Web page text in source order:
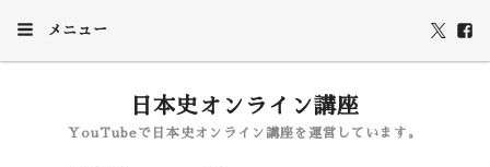
メニュー
日本史オンライン講座
YouTubeで日本史オンライン講座を運営しています。